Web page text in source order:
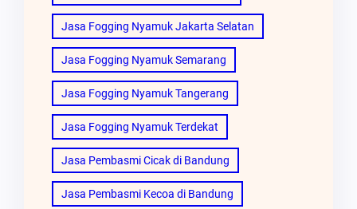
Jasa Fogging Nyamuk Jakarta Selatan
Jasa Fogging Nyamuk Semarang
Jasa Fogging Nyamuk Tangerang
Jasa Fogging Nyamuk Terdekat
Jasa Pembasmi Cicak di Bandung
Jasa Pembasmi Kecoa di Bandung